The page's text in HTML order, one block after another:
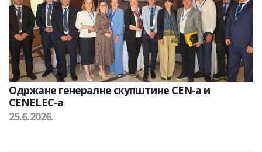
Одржане генералне скупштине CEN-а и
CENELEC-а
25.6.2026.